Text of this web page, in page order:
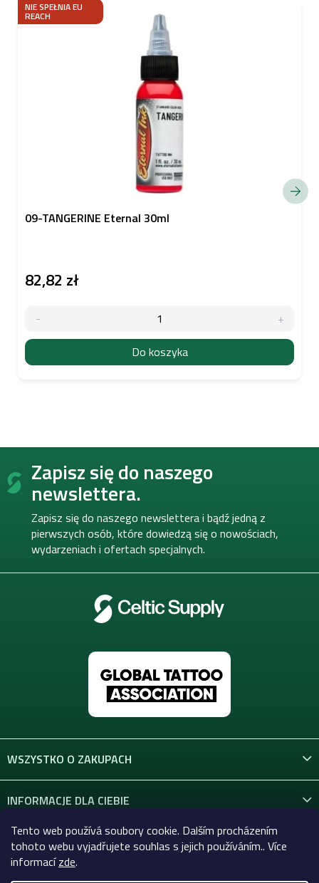
Tento web používá soubory cookie. Dalším procházením
tohoto webu vyjadřujete souhlas s jejich používáním.. Více
informacízde.
NIE SPEŁNIA EU
REACH
09-TANGERINE Eternal 30ml
82,82 zł
Do koszyka
S
Zapisz się do naszego
newslettera.
Zapisz się do naszego newslettera i bądź jedną z
pierwszych osób, które dowiedzą się o nowościach,
wydarzeniach i ofertach specjalnych.
WSZYSTKO O ZAKUPACH
INFORMACJE DLA CIEBIE
KONTAKT